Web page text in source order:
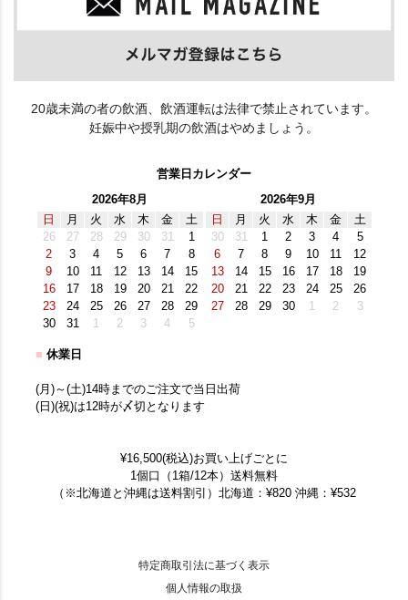
20歳未満の者の飲酒、飲酒運転は法律で禁止されています。
妊娠中や授乳期の飲酒はやめましょう。
営業日カレンダー
2026年8月
日
月 火 水 木 金
土
26
27 28 29 30 31
1
2
3 4 5 6 7
8
9
10 11 12 13 14
15
16
17 18 19 20 21
22
23
24 25 26 27 28
29
30
31 1 2 3 4 5
2026年9月
日
月 火 水 木 金
土
30
31 1 2 3 4
5
6
7 8 9 10 11
12
13
14 15 16 17 18
19
20
21 22 23 24 25
26
27
28 29 30 1 2 3
■ 休業日
(月)～(土)14時までのご注文で当日出荷
(日)(祝)は12時が〆切となります
¥16,500(税込)お買い上げごとに
1個口（1箱/12本）送料無料
（※北海道と沖縄は送料割引）北海道：¥820 沖縄：¥532
特定商取引法に基づく表示
個人情報の取扱